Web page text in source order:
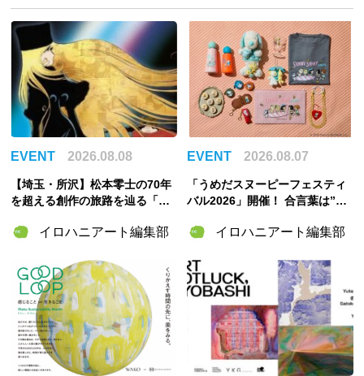
EVENT 2026.08.08
【埼玉・所沢】松本零士の70年
を超える創作の旅路を辿る「松
ジアムで開催決定！
イロハニアート編集部
EVENT 2026.08.07
「うめだスヌーピーフェスティ
バル2026」開催！ 合言葉は”明
特別な2週間
イロハニアート編集部